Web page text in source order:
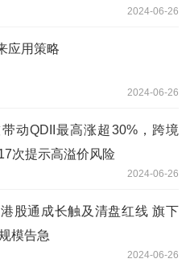
2024-06-26
应用策略
2024-06-26
动QDII最高涨超30%，跨境
次提示高溢价风险
2024-06-26
股通成长触及清盘红线 旗下
模告急
2024-06-26